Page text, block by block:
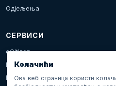
Одјељења
СЕРВИСИ
eCitizen
Пријава проблема
Календар дешавања
Колачићи
Ова веб страница користи